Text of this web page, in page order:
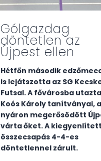
Gólgazdag
döntetlen az
Újpest ellen
Hétfőn második
is lejátszotta az SG
Futsal. A fővárosba
Koós Károly tanítványai,
nyáron megerősödött
várta őket. A kiegyenlített
összecsapás 4-4-es
döntetlennel zárult.